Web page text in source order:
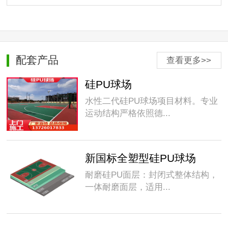
查看更多>>
配套产品
硅PU球场
水性二代硅PU球场项目材料。专业
运动结构严格依照德...
新国标全塑型硅PU球场
耐磨硅PU面层：封闭式整体结构，
一体耐磨面层，适用...